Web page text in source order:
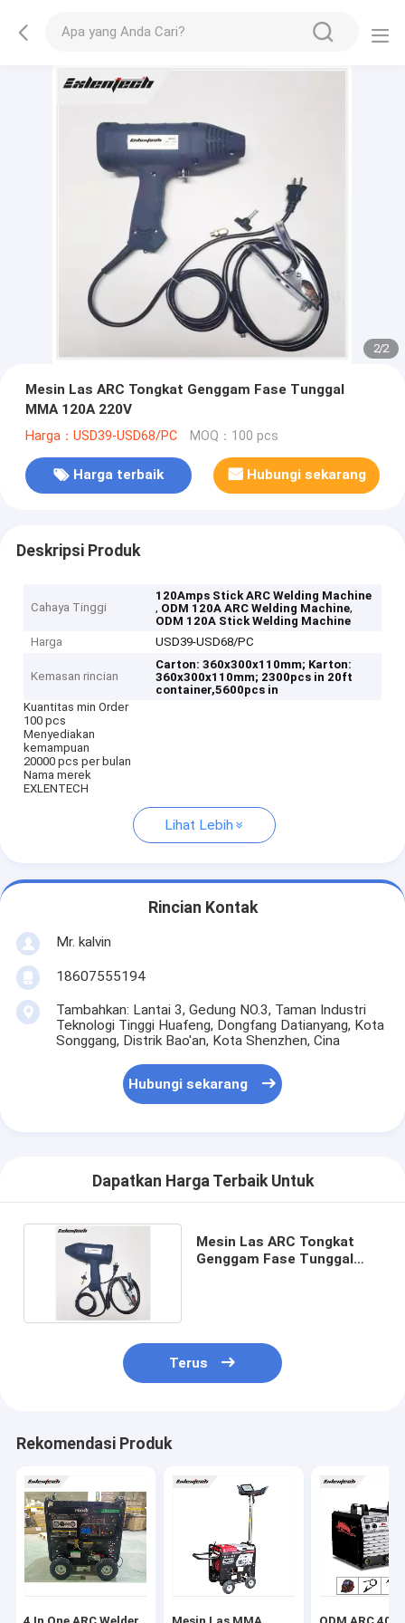
2/2
Mesin Las ARC Tongkat Genggam Fase Tunggal
MMA 120A 220V
Harga：USD39-USD68/PC MOQ：100 pcs
Harga terbaik Hubungi sekarang
Deskripsi Produk
Cahaya Tinggi
120Amps Stick ARC Welding Machine
, ODM 120A ARC Welding Machine,
ODM 120A Stick Welding Machine
Harga
USD39-USD68/PC
Kemasan rincian
Carton: 360x300x110mm; Karton:
360x300x110mm; 2300pcs in 20ft
container,5600pcs in
Kuantitas min Order
100 pcs
Menyediakan
kemampuan
20000 pcs per bulan
Nama merek
EXLENTECH
Lihat Lebih
Rincian Kontak
Mr. kalvin
18607555194
Tambahkan: Lantai 3, Gedung NO.3, Taman Industri
Teknologi Tinggi Huafeng, Dongfang Datianyang, Kota
Songgang, Distrik Bao'an, Kota Shenzhen, Cina
Hubungi sekarang
Dapatkan Harga Terbaik Untuk
Mesin Las ARC Tongkat
Genggam Fase Tunggal
Terus
Rekomendasi Produk